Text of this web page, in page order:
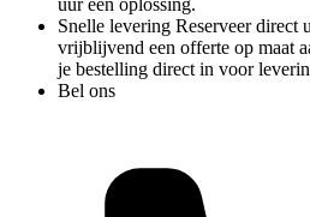
uur een oplossing.
Snelle levering Reserveer direct
vrijblijvend een offerte op maat
je bestelling direct in voor
Bel ons